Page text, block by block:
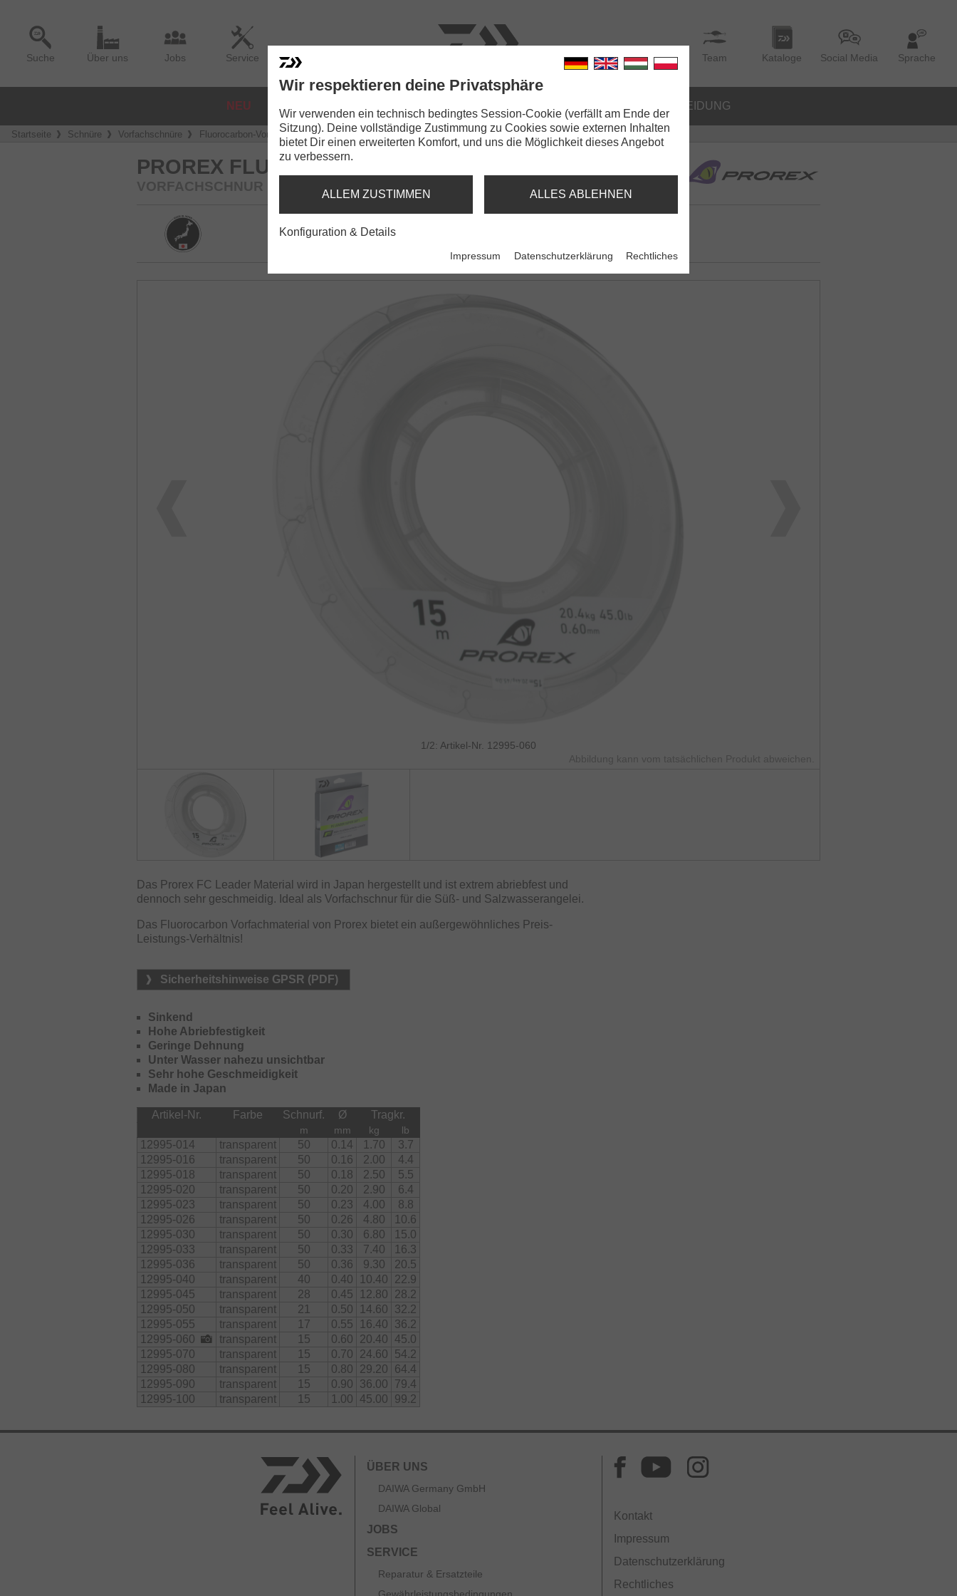
Suche Über uns Jobs Service Team Kataloge Social Media Sprache
NEU BEKLEIDUNG
Startseite Schnüre Vorfachschnüre Fluorocarbon-Vorfächer Prorex Fluorocarbon Super Soft
PROREX FLUOROCARBON SUPER SOFT
VORFACHSCHNUR | TRANSPARENT
1/2: Artikel-Nr. 12995-060
Abbildung kann vom tatsächlichen Produkt abweichen.
Das Prorex FC Leader Material wird in Japan hergestellt und ist extrem abriebfest und
dennoch sehr geschmeidig. Ideal als Vorfachschnur für die Süß- und Salzwasserangelei.
Das Fluorocarbon Vorfachmaterial von Prorex bietet ein außergewöhnliches Preis-
Leistungs-Verhältnis!
Sicherheitshinweise GPSR (PDF)
Sinkend
Hohe Abriebfestigkeit
Geringe Dehnung
Unter Wasser nahezu unsichtbar
Sehr hohe Geschmeidigkeit
Made in Japan
Artikel-Nr. Farbe Schnurf. Ø Tragkr.
m mm kg lb
12995-014 transparent 50 0.14 1.70
3.7
12995-016
transparent 50 0.16 2.00
4.4
12995-018
transparent 50 0.18 2.50
5.5
12995-020
transparent 50 0.20 2.90
6.4
12995-023
transparent 50 0.23 4.00
8.8
12995-026
transparent 50 0.26 4.80
10.6
12995-030
transparent 50 0.30 6.80
15.0
12995-033
transparent 50 0.33 7.40
16.3
12995-036
transparent 50 0.36 9.30
20.5
12995-040
transparent 40 0.40 10.40
22.9
12995-045
transparent 28 0.45 12.80
28.2
12995-050
transparent 21 0.50 14.60
32.2
12995-055
transparent 17 0.55 16.40
36.2
12995-060
transparent 15 0.60 20.40
45.0
12995-070
transparent 15 0.70 24.60
54.2
12995-080
transparent 15 0.80 29.20
64.4
12995-090
transparent 15 0.90 36.00
79.4
12995-100
transparent 15 1.00 45.00 99.2
ÜBER UNS
DAIWA Germany GmbH
DAIWA Global
JOBS
SERVICE
Reparatur & Ersatzteile
Kontakt
Impressum
Datenschutzerklärung
Rechtliches
Wir respektieren deine Privatsphäre
Wir verwenden ein technisch bedingtes Session-Cookie (verfällt am Ende der
Sitzung). Deine vollständige Zustimmung zu Cookies sowie externen Inhalten
bietet Dir einen erweiterten Komfort, und uns die Möglichkeit dieses Angebot
zu verbessern.
ALLEM ZUSTIMMEN ALLES ABLEHNEN
Konfiguration & Details
Impressum Datenschutzerklärung Rechtliches